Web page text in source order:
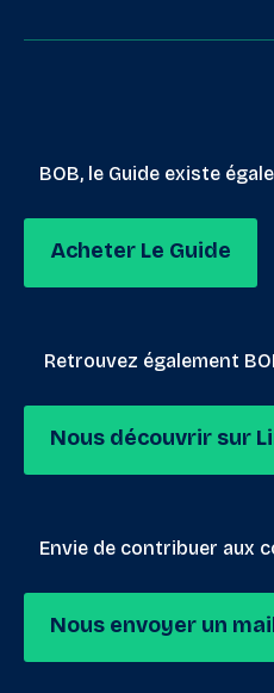
BOB, le Guide existe
Acheter Le Guide
Retrouvez également
Nous découvrir sur
Envie de contribuer aux
Nous envoyer un